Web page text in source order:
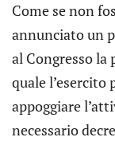
Come se non
annunciato un
al Congresso la
quale l’esercito
appoggiare
necessario